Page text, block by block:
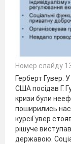
Номер слайду
Герберт Гувер.
США посідав Г.
кризи були
поширились
курсіГувер
рішуче
державою.